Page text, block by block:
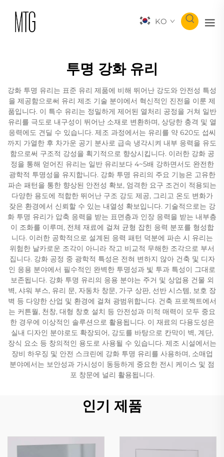
KO
투명 강화 유리
강화 투명 유리는 표준 유리 제품에 비해 뛰어난 강도와 안전성 특성
을 제공함으로써 유리 제조 기술 분야에서 혁신적인 진전을 이룬 제
품입니다. 이 특수 유리는 정밀하게 제어된 열처리 공정을 거쳐 일반
유리를 극도로 내구성이 뛰어난 소재로 변환하며, 상당한 충격 및 열
응력에도 견딜 수 있습니다. 제조 과정에서는 유리를 약 620도 섭씨
까지 가열한 후 차가운 공기 분사로 급속 냉각시켜 내부 응력을 유도
함으로써 구조적 강성을 획기적으로 향상시킵니다. 이러한 강화 공
정을 통해 얻어진 유리는 일반 유리보다 4~5배 강하면서도 완전한
광학적 투명성을 유지합니다. 강화 투명 유리의 주요 기능은 고유한
파손 패턴을 통한 향상된 안전성 확보, 엄격한 요구 조건이 적용되는
다양한 용도에 적합한 뛰어난 구조 강도 제공, 그리고 온도 변화가
잦은 환경에서 신뢰할 수 있는 내열성 확보입니다. 기술적으로는 강
화 투명 유리가 압축 응력을 받는 표면층과 인장 응력을 받는 내부층
이 조화를 이루며, 전체 재료에 걸쳐 균형 잡힌 응력 분포를 형성합
니다. 이러한 공학적으로 설계된 응력 패턴 덕분에 파손 시 유리는
위험한 날카로운 조각이 아니라 작고 비교적 무해한 조각으로 부서
집니다. 강화 공정 중 광학적 특성은 전혀 변하지 않아 건축 및 디자
인 응용 분야에서 필수적인 완벽한 투명성과 빛 투과 특성이 그대로
보존됩니다. 강화 투명 유리의 응용 분야는 주거 및 상업용 건물 외
벽, 샤워 부스, 유리 문, 자동차 창문, 가구 상판, 선반 시스템, 보호 장
벽 등 다양한 산업 및 환경에 걸쳐 광범위합니다. 건축 프로젝트에서
는 커튼월, 천창, 대형 창호 설치 등 안전성과 미적 매력이 모두 중요
한 경우에 이상적인 솔루션으로 활용됩니다. 이 재료의 다용도성은
실내 디자인 분야로도 확장되어, 강도를 바탕으로 칸막이 벽, 계단,
장식 요소 등 창의적인 용도로 사용될 수 있습니다. 제조 시설에서는
장비 하우징 및 안전 스크린에 강화 투명 유리를 사용하며, 소매업
분야에서는 보안성과 가시성이 동등하게 중요한 전시 케이스 및 점
포 창문에 널리 활용됩니다.
인기 제품